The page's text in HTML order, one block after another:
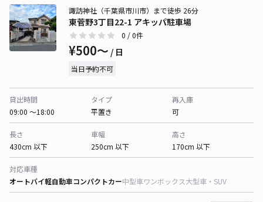
東菅野3丁目22-1 アキッパ駐車場
諏訪神社（千葉県市川市）まで徒歩 26分
0 / 0件
¥500〜 / 日
当日予約不可
貸出時間
09:00 〜18:00
タイプ
平置き
再入庫
可
長さ
430cm 以下
車幅
250cm 以下
高さ
170cm 以下
対応車種
オートバイ軽自動車コンパクトカー中型車ワンボックス大型車・SUV